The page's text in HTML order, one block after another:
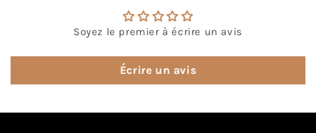
Soyez le premier à écrire un avis
Écrire un avis